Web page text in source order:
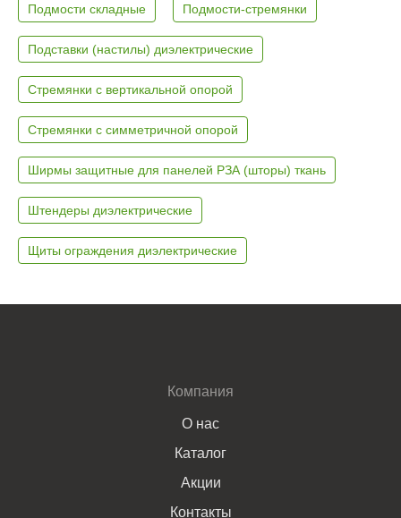
Подмости складные Подмости-стремянки
Подставки (настилы) диэлектрические
Стремянки с вертикальной опорой
Стремянки с симметричной опорой
Ширмы защитные для панелей РЗА (шторы) ткань
Штендеры диэлектрические
Щиты ограждения диэлектрические
Компания
О нас
Каталог
Акции
Контакты